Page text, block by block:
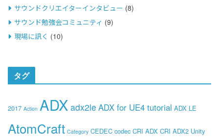
サウンドクリエイターインタビュー (8)
サウンド勉強会コミュニティ (9)
現場に訊く (10)
タグ
2017 Action ADX adx2le ADX for UE4 tutorial ADX LE
AtomCraft Category CEDEC codec CRI ADX CRI ADX2 Unity